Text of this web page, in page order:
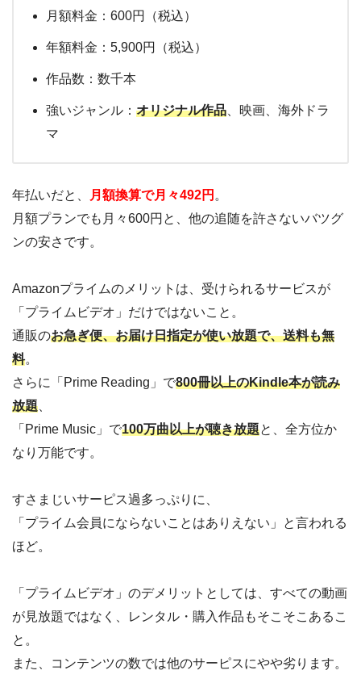
月額料金：600円（税込）
年額料金：5,900円（税込）
作品数：数千本
強いジャンル： オリジナル作品 、映画、海外ドラ
マ
年払いだと、 月額換算で月々492円 。
月額プランでも月々600円と、他の追随を許さないバツグ
ンの安さです。
Amazonプライムのメリットは、受けられるサービスが
「プライムビデオ」だけではないこと。
通販のお急ぎ便、お届け日指定が使い放題で、送料も無
料。
さらに「Prime Reading」で800冊以上のKindle本が読み
放題
「Prime Music」で100万曲以上が聴き放題と、全方位か
なり万能です。
すさまじいサーピス過多っぷりに、
「プライム会員にならないことはありえない」と言われる
ほど。
「プライムビデオ」のデメリットとしては、すべての動画
が見放題ではなく、レンタル・購入作品もそこそこあるこ
と。
また、コンテンツの数では他のサーピスにやや劣ります。